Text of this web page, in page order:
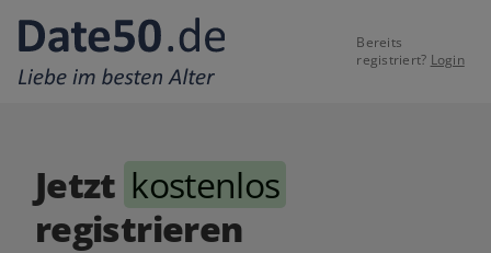
Bereits
registriert? Login
Jetzt kostenlos
registrieren